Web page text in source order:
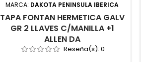
MARCA: DAKOTA PENINSULA IBERICA
TAPA FONTAN HERMETICA GALV
GR 2 LLAVES C/MANILLA +1
ALLEN DA
Reseña(s): 0